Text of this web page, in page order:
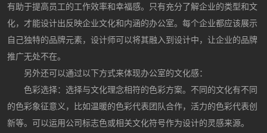
有助于提高员工的工作效率和幸福感。只有充分了解企业的类型和文
化，才能设计出反映企业文化和内涵的办公室。每个企业都应该展示
自己独特的品牌元素，设计师可以将其融入到设计中，让企业的品牌
推广无处不在。
另外还可以通过以下方式来体现办公室的文化感：
色彩选择：选择与文化理念相符的色彩方案。不同的文化有不同
的色彩象征意义，比如温暖的色彩代表团队合作，活力的色彩代表创
新等。可以运用公司标志色或相关文化符号作为设计的灵感来源。